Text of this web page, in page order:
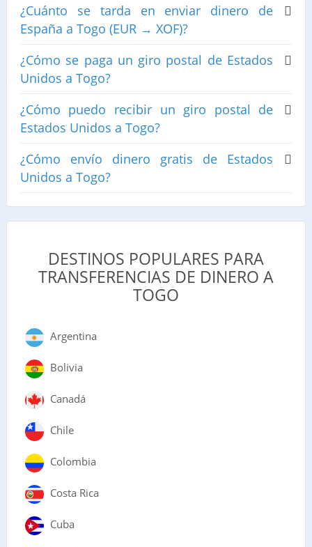
¿Cuánto se tarda en enviar dinero de
España a Togo (EUR → XOF)?
¿Cómo se paga un giro postal de Estados
Unidos a Togo?
¿Cómo puedo recibir un giro postal de
Estados Unidos a Togo?
¿Cómo envío dinero gratis de Estados
Unidos a Togo?
DESTINOS POPULARES PARA
TRANSFERENCIAS DE DINERO A
TOGO
Argentina
Bolivia
Canadá
Chile
Colombia
Costa Rica
Cuba